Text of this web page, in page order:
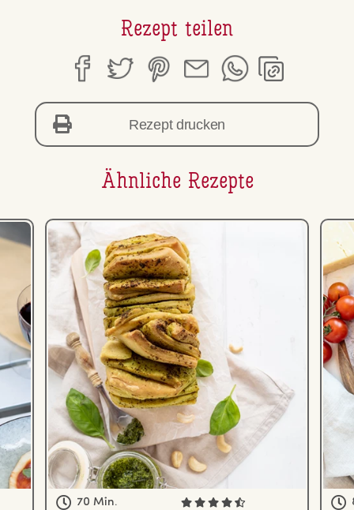
Rezept teilen
Rezept drucken
Ähnliche Rezepte
70 Min.